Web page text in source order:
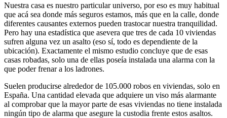
Nuestra casa es nuestro particular universo, por eso es muy habitual
que acá sea donde más seguros estamos, más que en la calle, donde
diferentes causantes externos pueden trastocar nuestra tranquilidad.
Pero hay una estadística que asevera que tres de cada 10 viviendas
sufren alguna vez un asalto (eso sí, todo es dependiente de la
ubicación). Exactamente el mismo estudio concluye que de esas
casas robadas, solo una de ellas poseía instalada una alarma con la
que poder frenar a los ladrones.
Suelen producirse alrededor de 105.000 robos en viviendas, solo en
España. Una cantidad elevada que adquiere un viso más alarmante
al comprobar que la mayor parte de esas viviendas no tiene instalada
ningún tipo de alarma que asegure la custodia frente estos asaltos.